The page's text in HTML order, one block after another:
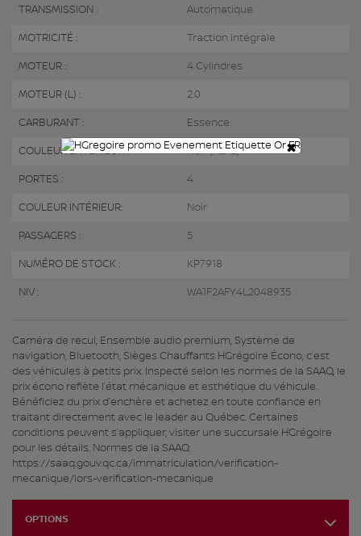
TRANSMISSION : Automatique
MOTRICITÉ : Traction intégrale
MOTEUR : 4 Cylindres
MOTEUR (L) : 2.0
CARBURANT : Essence
COULEUR EXTÉRIEUR : Noir (A2A2)
PORTES : 4
COULEUR INTÉRIEUR: Noir
PASSAGERS : 5
NUMÉRO DE STOCK : KP7918
NIV : WA1F2AFY4L2048935
Caméra de recul, Ensemble audio premium, Système de
navigation, Bluetooth, Sièges Chauffants HGrégoire Écono, c’est
des véhicules à petits prix. Inspecté selon les normes de la SAAQ, le
prix écono reflète l’état mécanique et esthétique du véhicule.
Bénéficiez du prix d’enchère et achetez en toute confiance en
traitant directement avec le leader au Québec. Certaines
conditions peuvent s’appliquer, visiter une succursale HGrégoire
pour les détails. Normes de la SAAQ:
https://saaq.gouv.qc.ca/immatriculation/verification-
mecanique/lors-verification-mecanique
OPTIONS
×